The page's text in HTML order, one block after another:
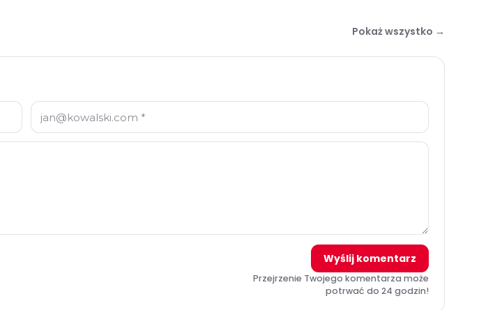
Pokaż wszystko →
E-mail: *
Wyślij komentarz
Przejrzenie Twojego komentarza może
potrwać do 24 godzin!